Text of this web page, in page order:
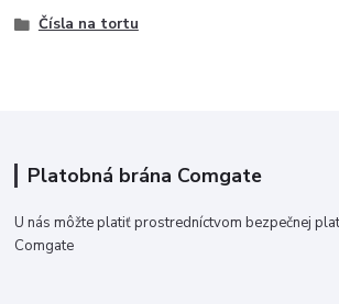
Čísla na tortu
Platobná brána Comgate
U nás môžte platiť prostredníctvom bezpečnej
Comgate